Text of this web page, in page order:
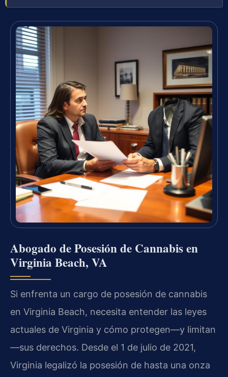
Abogado de Posesión de Cannabis en
Virginia Beach, VA
Si enfrenta un cargo de posesión de cannabis
en Virginia Beach, necesita entender las leyes
actuales de Virginia y cómo protegen—y limitan
—sus derechos. Desde el 1 de julio de 2021,
Virginia legalizó la posesión de hasta una onza